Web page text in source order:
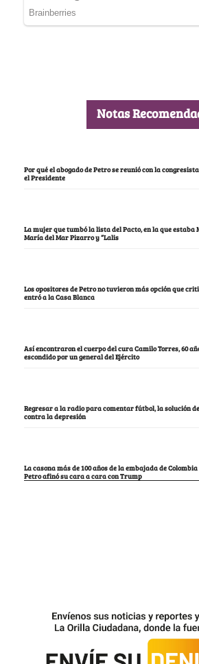
Notas
Por qué el abogado de Petro se reunió con la
el Presidente
La mujer que tumbó la lista del Pacto, en la que estaba
María del Mar Pizarro y “Lalis
Los opositores de Petro no tuvieron más opción que
entró a la Casa Blanca
Así encontraron el cuerpo del cura Camilo Torres, 60
escondido por un general del Ejército
Regresar a la radio para comentar fútbol, la solución
contra la depresión
La casona más de 100 años de la embajada de
Petro afinó su cara a cara con Trump